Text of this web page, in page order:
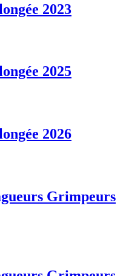
2023
2025
2026
Grimpeurs